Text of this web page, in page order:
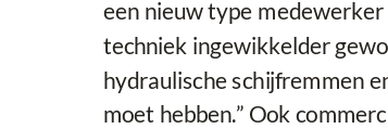
een nieuw type medewerker
techniek ingewikkelder
hydraulische schijfremmen
moet hebben.” Ook